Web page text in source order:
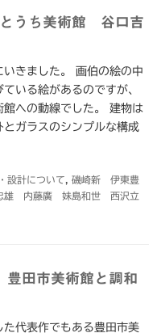
うち美術館 谷口吉
きました。 画伯の絵の中
いる絵があるのですが、
館への動線でした。 建物は
とガラスのシンプルな構成
設計について
磯崎新 伊東豊
内藤廣 妹島和世 西沢立
田市美術館と調和
代表作でもある豊田市美